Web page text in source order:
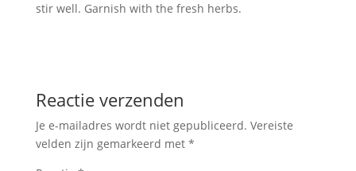
stir well. Garnish with the fresh herbs.
Reactie verzenden
Je e-mailadres wordt niet gepubliceerd. Vereiste
velden zijn gemarkeerd met *